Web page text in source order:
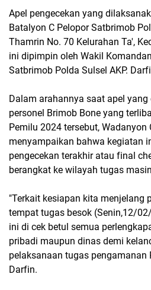
Apel pengecekan yang
Batalyon C Pelopor Satbrimob
Thamrin No. 70 Kelurahan Ta',
ini dipimpin oleh Wakil
Satbrimob Polda Sulsel AKP.
Dalam arahannya saat apel
personel Brimob Bone yang
Pemilu 2024 tersebut, Wadanyon
menyampaikan bahwa kegiatan
pengecekan terakhir atau final
berangkat ke wilayah tugas
"Terkait kesiapan kita menjelang
tempat tugas besok (Senin,12/
ini di cek betul semua
pribadi maupun dinas demi
pelaksanaan tugas pengamanan
Darfin.